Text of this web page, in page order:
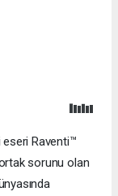
eseri Raventi™
ortak sorunu olan